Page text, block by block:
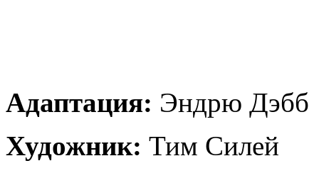
Адаптация: Эндрю Дэбб
Художник: Тим Силей